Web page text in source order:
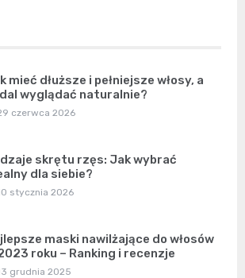
mieć dłuższe i pełniejsze włosy, a
wyglądać naturalnie?
czerwca 2026
skrętu rzęs: Jak wybrać
dla siebie?
stycznia 2026
maski nawilżające do włosów
roku – Ranking i recenzje
grudnia 2025